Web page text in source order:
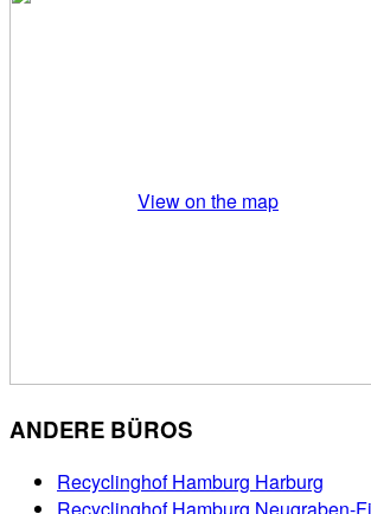
View on the map
ANDERE BÜROS
Recyclinghof Hamburg Harburg
Recyclinghof Hamburg Neugraben-